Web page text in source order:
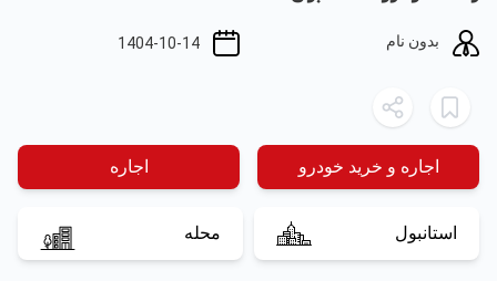
بدون نام 1404-10-14
اجاره و خرید خودرو اجاره
استانبول محله